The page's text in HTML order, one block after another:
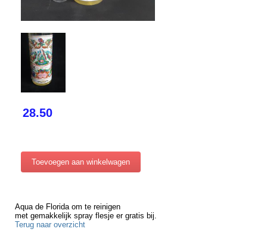
28.50
Aqua de Florida om te reinigen
met gemakkelijk spray flesje er gratis bij.
Terug naar overzicht